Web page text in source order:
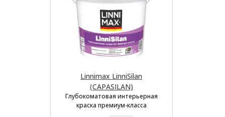
Linnimax LinniSilan
(CAPASILAN)
Глубокоматовая интерьерная
краска премиум-класса